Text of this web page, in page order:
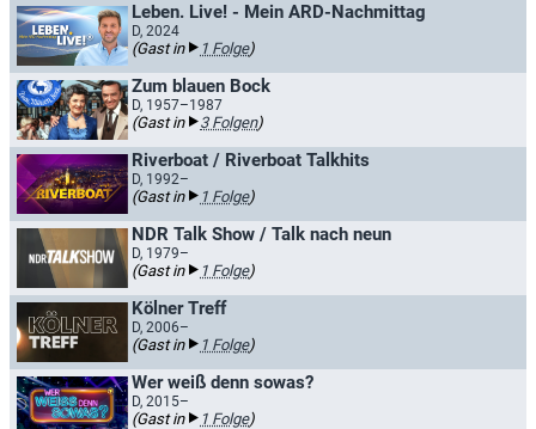
Leben. Live! - Mein ARD-Nachmittag
D, 2024
(Gast in 1 Folge)
Zum blauen Bock
D, 1957–1987
(Gast in 3 Folgen)
Riverboat / Riverboat Talkhits
D, 1992–
(Gast in 1 Folge)
NDR Talk Show / Talk nach neun
D, 1979–
(Gast in 1 Folge)
Kölner Treff
D, 2006–
(Gast in 1 Folge)
Wer weiß denn sowas?
D, 2015–
(Gast in 1 Folge)